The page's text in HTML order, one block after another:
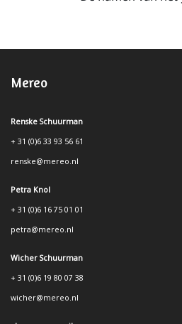
Mereo
Renske Schuurman
+ 31 (0)6 33 93 56 61
renske@mereo.nl
Petra Knol
+ 31 (0)6 16 75 01 01
petra@mereo.nl
Wicher Schuurman
+ 31 (0)6 19 80 07 38
wicher@mereo.nl